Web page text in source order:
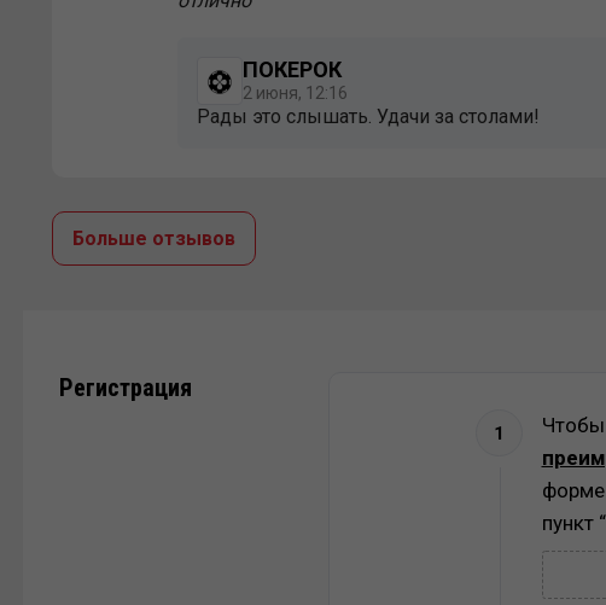
ПОКЕРОК
2 июня, 12:16
Рады это слышать. Удачи за столами!
Больше отзывов
Регистрация
1
Чтобы
форме
пункт